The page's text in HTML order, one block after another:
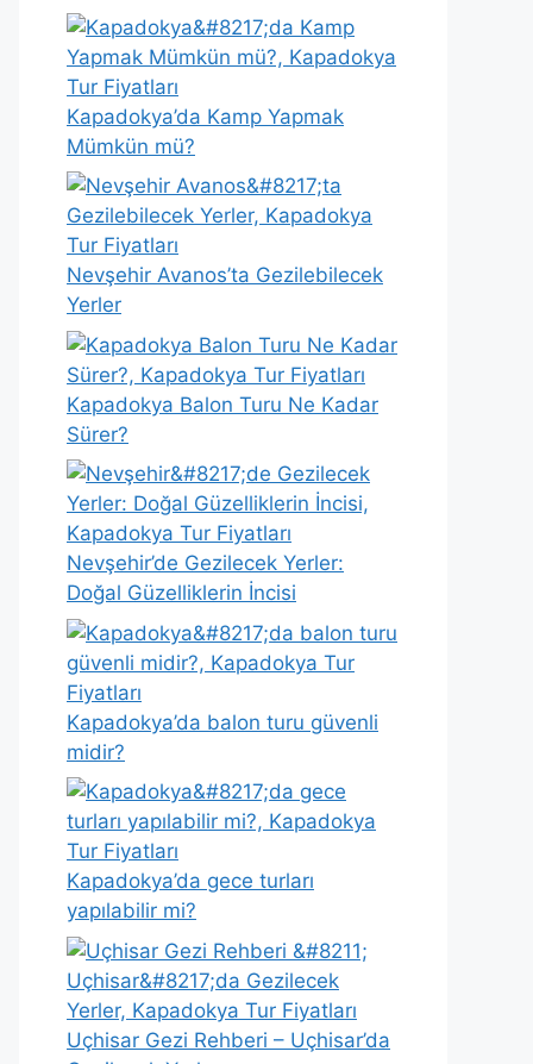
Kapadokya’da Kamp Yapmak
Mümkün mü?
Nevşehir Avanos’ta Gezilebilecek
Yerler
Kapadokya Balon Turu Ne Kadar
Sürer?
Nevşehir’de Gezilecek Yerler:
Doğal Güzelliklerin İncisi
Kapadokya’da balon turu güvenli
midir?
Kapadokya’da gece turları
yapılabilir mi?
Uçhisar Gezi Rehberi – Uçhisar’da